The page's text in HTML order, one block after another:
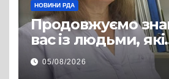
НОВИНИ РДА
Продовжуємо
вас із людьми, які
допомагають
захисникам і
05/08/2026